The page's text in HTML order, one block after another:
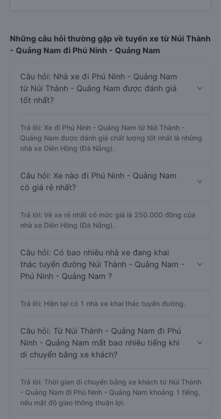
Những câu hỏi thường gặp về tuyến xe từ Núi Thành
- Quảng Nam đi Phú Ninh - Quảng Nam
Câu hỏi: Nhà xe đi Phú Ninh - Quảng Nam
từ Núi Thành - Quảng Nam được đánh giá
tốt nhất?
Trả lời: Xe đi Phú Ninh - Quảng Nam từ Núi Thành -
Quảng Nam được đánh giá chất lượng tốt nhất là những
nhà xe Diên Hồng (Đà Nẵng).
Câu hỏi: Xe nào đi Phú Ninh - Quảng Nam
có giá rẻ nhất?
Trả lời: Vé xe rẻ nhất có mức giá là 250.000 đồng của
nhà xe Diên Hồng (Đà Nẵng).
Câu hỏi: Có bao nhiêu nhà xe đang khai
thác tuyến đường Núi Thành - Quảng Nam -
Phú Ninh - Quảng Nam ?
Trả lời: Hiện tại có 1 nhà xe khai thác tuyến đường.
Câu hỏi: Từ Núi Thành - Quảng Nam đi Phú
Ninh - Quảng Nam mất bao nhiêu tiếng khi
di chuyển bằng xe khách?
Trả lời: Thời gian di chuyển bằng xe khách từ Núi Thành
- Quảng Nam đi Phú Ninh - Quảng Nam khoảng 1 tiếng,
nếu mật độ giao thông thuận lợi.